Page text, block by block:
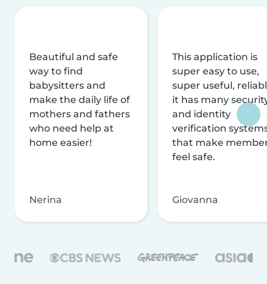
Beautiful and safe
way to find
babysitters and
make the daily life of
mothers and fathers
who need help at
home easier!
Nerina
This application is
super easy to use,
super useful,
it has many
and identity
verification
that make
feel safe.
Giovanna